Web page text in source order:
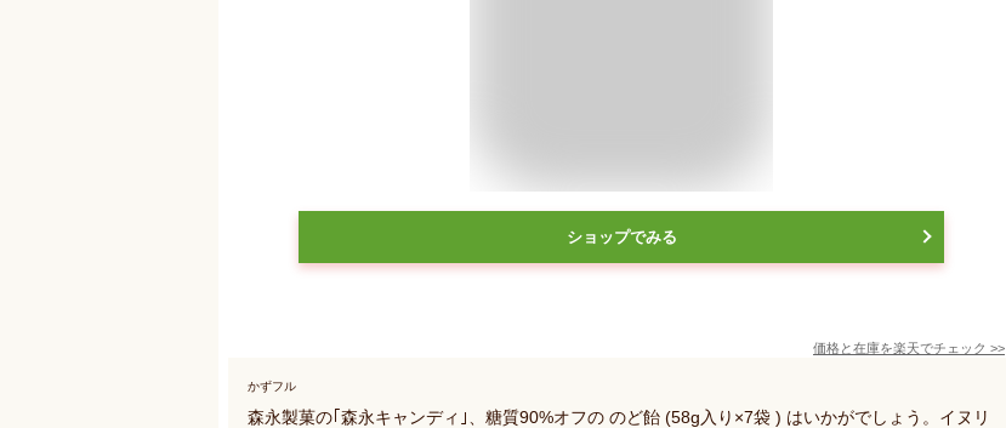
ショップでみる
価格と在庫を楽天でチェック >>
かずフル
森永製菓の｢森永キャンディ｣、糖質90%オフの のど飴 (58g入り×7袋 ) はいかがでしょう。イヌリ